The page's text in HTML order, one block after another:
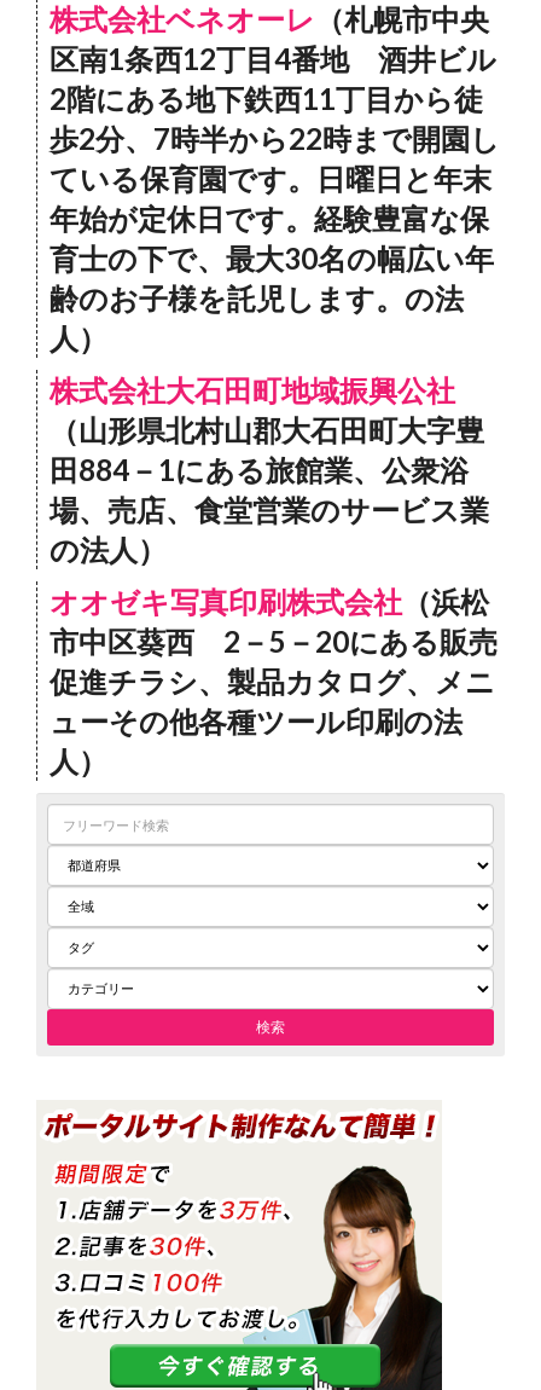
株式会社ベネオーレ （札幌市中央
区南1条西12丁目4番地 酒井ビル
2階にある地下鉄西11丁目から徒
歩2分、7時半から22時まで開園し
ている保育園です。日曜日と年末
年始が定休日です。経験豊富な保
育士の下で、最大30名の幅広い年
齢のお子様を託児します。の法
人）
株式会社大石田町地域振興公社
（山形県北村山郡大石田町大字豊
田884－1にある旅館業、公衆浴
場、売店、食堂営業のサービス業
の法人）
オオゼキ写真印刷株式会社 （浜松
市中区葵西 2－5－20にある販売
促進チラシ、製品カタログ、メニ
ューその他各種ツール印刷の法
人）